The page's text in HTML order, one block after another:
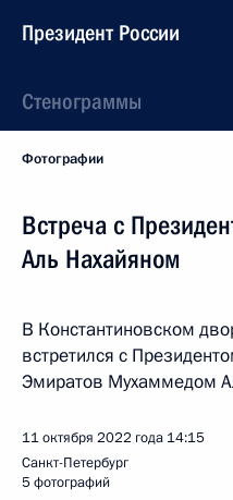
Президент России
Стенограммы
Фотографии
Встреча с
Аль Нахайяном
В Константиновском
встретился с
Эмиратов Мухаммедом
11 октября 2022 года 14:15
Санкт-Петербург
5 фотографий